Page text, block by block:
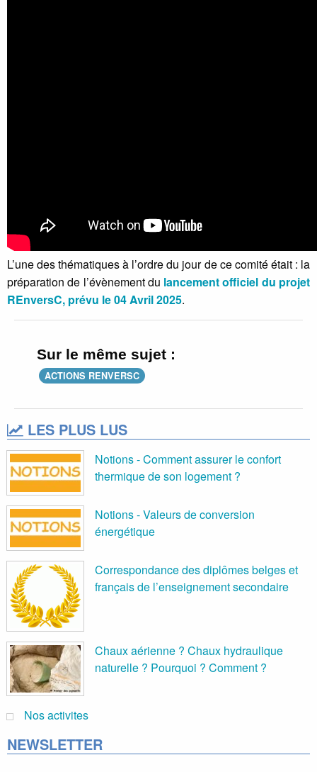
L’une des thématiques à l’ordre du jour de ce comité était : la
préparation de l’évènement du lancement officiel du projet
REnversC, prévu le 04 Avril 2025.
Sur le même sujet :
ACTIONS RENVERSC
LES PLUS LUS
Notions - Comment assurer le confort
thermique de son logement ?
Notions - Valeurs de conversion
énergétique
Correspondance des diplômes belges et
français de l’enseignement secondaire
Chaux aérienne ? Chaux hydraulique
naturelle ? Pourquoi ? Comment ?
Nos activites
NEWSLETTER